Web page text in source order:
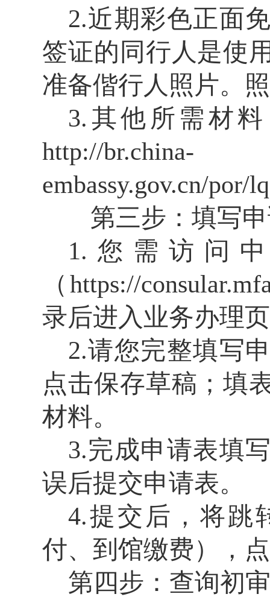
2.近期彩色正面
签证的同行人是使
准备偕行人照片。
3. 其他所需材
http://br.china-
embassy.gov.cn/por/
第三步：填写
1.您需访问
（ https://
录后进入业务办理
2.请您完整填写
点击保存草稿；填
材料。
3.完成申请表填
误后提交申请表。
4.提交后，将跳
付、到馆缴费），
第四步：查询初